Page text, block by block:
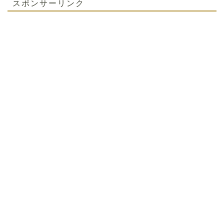
スポンサーリンク